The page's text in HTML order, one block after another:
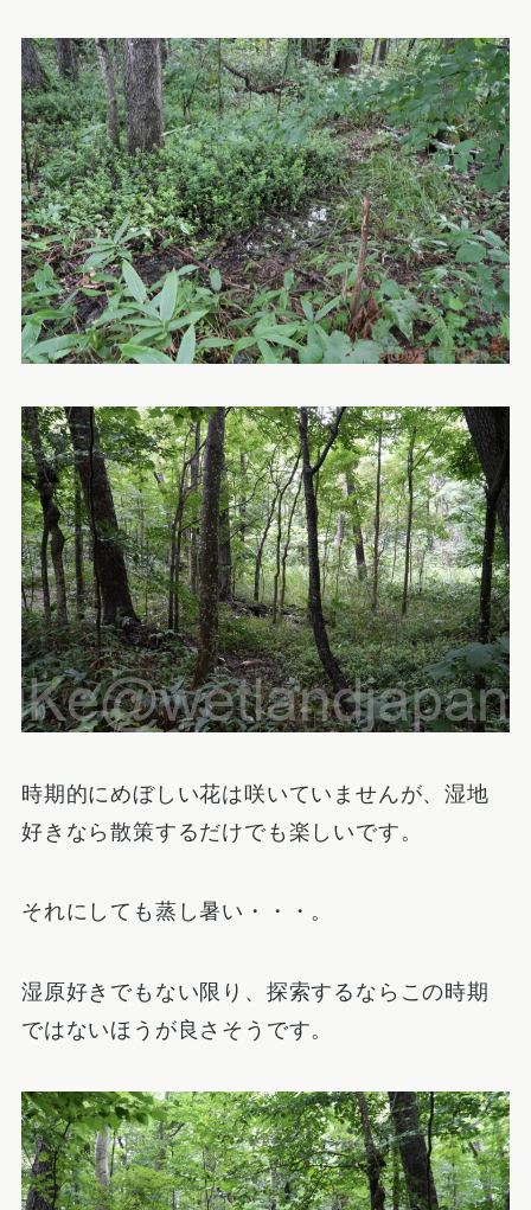
時期的にめぼしい花は咲いていませんが、湿地
好きなら散策するだけでも楽しいです。
それにしても蒸し暑い・・・。
湿原好きでもない限り、探索するならこの時期
ではないほうが良さそうです。